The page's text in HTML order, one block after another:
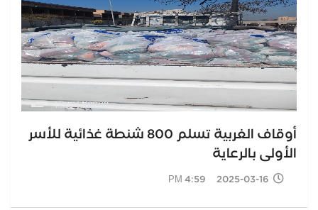
أوقاف الغربية تسلم 800 شنطة غذائية للأسر
الأولى بالرعاية
2025-03-16 4:59 PM